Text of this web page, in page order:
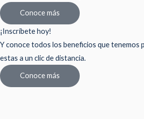
Conoce más
¡Inscríbete hoy!
Y conoce todos los beneficios que tenemos
estas a un clic de distancia.
Conoce más